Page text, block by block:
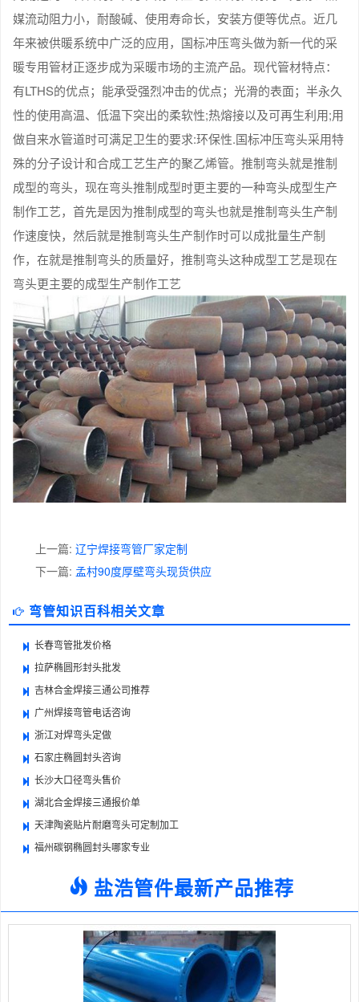
媒流动阻力小，耐酸碱、使用寿命长，安装方便等优点。近几
年来被供暖系统中广泛的应用，国标冲压弯头做为新一代的采
暖专用管材正逐步成为采暖市场的主流产品。现代管材特点：
有LTHS的优点；能承受强烈冲击的优点；光滑的表面；半永久
性的使用高温、低温下突出的柔软性;热熔接以及可再生利用;用
做自来水管道时可满足卫生的要求:环保性.国标冲压弯头采用特
殊的分子设计和合成工艺生产的聚乙烯管。推制弯头就是推制
成型的弯头，现在弯头推制成型时更主要的一种弯头成型生产
制作工艺，首先是因为推制成型的弯头也就是推制弯头生产制
作速度快，然后就是推制弯头生产制作时可以成批量生产制
作，在就是推制弯头的质量好，推制弯头这种成型工艺是现在
弯头更主要的成型生产制作工艺
上一篇: 辽宁焊接弯管厂家定制
下一篇: 孟村90度厚壁弯头现货供应
弯管知识百科相关文章
长春弯管批发价格
拉萨椭圆形封头批发
吉林合金焊接三通公司推荐
广州焊接弯管电话咨询
浙江对焊弯头定做
石家庄椭圆封头咨询
长沙大口径弯头售价
湖北合金焊接三通报价单
天津陶瓷贴片耐磨弯头可定制加工
福州碳钢椭圆封头哪家专业
盐浩管件最新产品推荐